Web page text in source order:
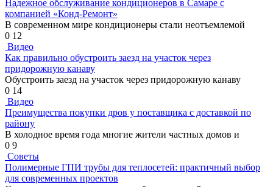
Надежное обслуживание кондиционеров в Самаре с
компанией «Конд-Ремонт»
В современном мире кондиционеры стали неотъемлемой
0 12
Видео
Как правильно обустроить заезд на участок через
придорожную канаву
Обустроить заезд на участок через придорожную канаву
0 14
Видео
Преимущества покупки дров у поставщика с доставкой по
району
В холодное время года многие жители частных домов и
0 9
Советы
Полимерные ГПИ трубы для теплосетей: практичный выбор
для современных проектов